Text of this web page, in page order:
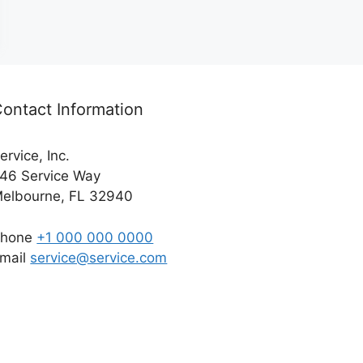
Information
Inc.
Service Way
FL 32940
+1 000 000 0000
service@service.com